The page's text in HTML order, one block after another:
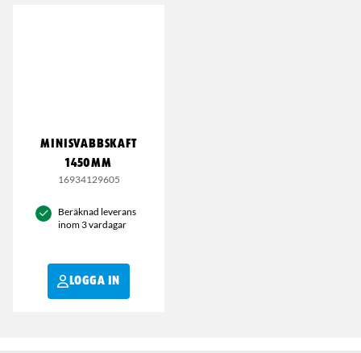
MINISVABBSKAFT
1450MM
16934129605
Beräknad leverans
inom 3 vardagar
LOGGA IN